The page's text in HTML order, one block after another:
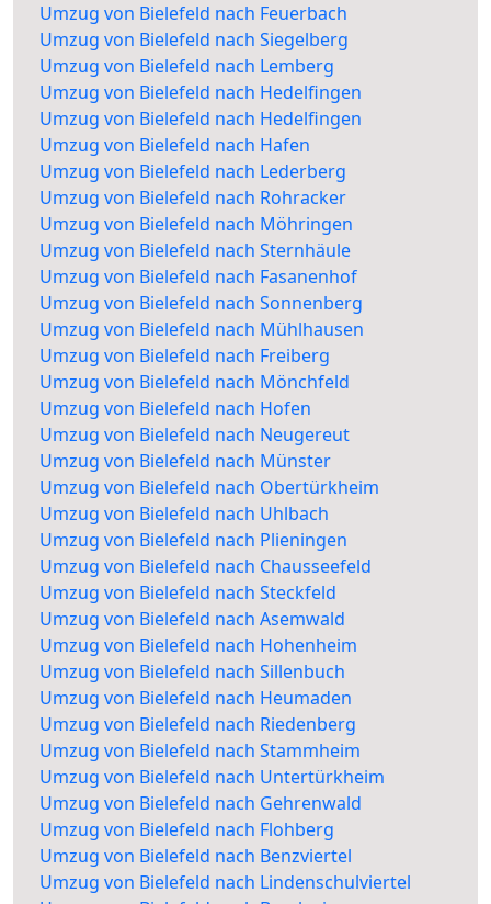
Umzug von Bielefeld nach Feuerbach
Umzug von Bielefeld nach Siegelberg
Umzug von Bielefeld nach Lemberg
Umzug von Bielefeld nach Hedelfingen
Umzug von Bielefeld nach Hedelfingen
Umzug von Bielefeld nach Hafen
Umzug von Bielefeld nach Lederberg
Umzug von Bielefeld nach Rohracker
Umzug von Bielefeld nach Möhringen
Umzug von Bielefeld nach Sternhäule
Umzug von Bielefeld nach Fasanenhof
Umzug von Bielefeld nach Sonnenberg
Umzug von Bielefeld nach Mühlhausen
Umzug von Bielefeld nach Freiberg
Umzug von Bielefeld nach Mönchfeld
Umzug von Bielefeld nach Hofen
Umzug von Bielefeld nach Neugereut
Umzug von Bielefeld nach Münster
Umzug von Bielefeld nach Obertürkheim
Umzug von Bielefeld nach Uhlbach
Umzug von Bielefeld nach Plieningen
Umzug von Bielefeld nach Chausseefeld
Umzug von Bielefeld nach Steckfeld
Umzug von Bielefeld nach Asemwald
Umzug von Bielefeld nach Hohenheim
Umzug von Bielefeld nach Sillenbuch
Umzug von Bielefeld nach Heumaden
Umzug von Bielefeld nach Riedenberg
Umzug von Bielefeld nach Stammheim
Umzug von Bielefeld nach Untertürkheim
Umzug von Bielefeld nach Gehrenwald
Umzug von Bielefeld nach Flohberg
Umzug von Bielefeld nach Benzviertel
Umzug von Bielefeld nach Lindenschulviertel